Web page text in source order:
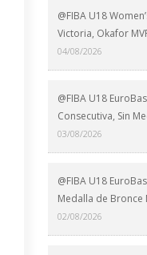
@FIBA U18
Victoria, Okafor
04/08/2026
@FIBA U18
Consecutiva, Sin
03/08/2026
@FIBA U18
Medalla de Bronce
02/08/2026